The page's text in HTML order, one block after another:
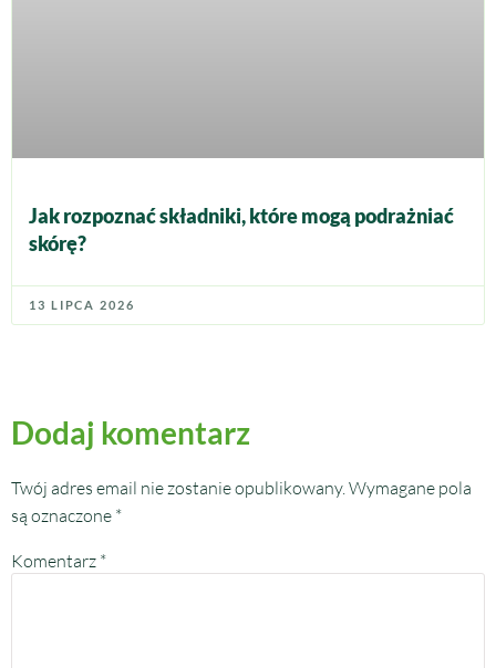
Jak rozpoznać składniki, które mogą podrażniać
skórę?
13 LIPCA 2026
Dodaj komentarz
Twój adres email nie zostanie opublikowany. Wymagane pola
są oznaczone *
Komentarz *